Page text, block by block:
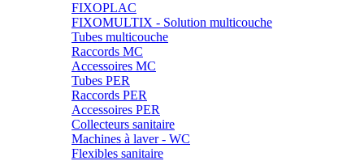
FIXOPLAC
FIXOMULTIX - Solution multicouche
Tubes multicouche
Raccords MC
Accessoires MC
Tubes PER
Raccords PER
Accessoires PER
Collecteurs sanitaire
Machines à laver - WC
Flexibles sanitaire